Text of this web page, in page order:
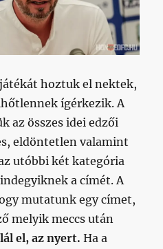
hoztuk el nektek,
ígérkezik. A
az összes idei edzői
eldöntetlen valamint
utóbbi két kategória
a címét. A
mutatunk egy címet,
melyik meccs után
el, az nyert. Ha a